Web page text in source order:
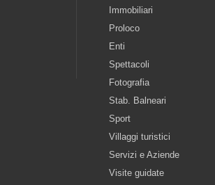
Immobiliari
Proloco
Enti
Spettacoli
Fotografia
Stab. Balneari
Sport
Villaggi turistici
Servizi e Aziende
Visite guidate